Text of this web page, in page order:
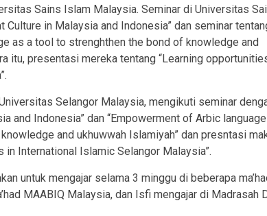
Sains Islam Malaysia. Seminar di Universitas
Culture in Malaysia and Indonesia” dan seminar
as a tool to strenghthen the bond of knowledge and
itu, presentasi mereka tentang “Learning
Selangor Malaysia, mengikuti seminar
and Indonesia” dan “Empowerment of Arbic
and ukhuwwah Islamiyah” dan presntasi
in International Islamic Selangor Malaysia”.
untuk mengajar selama 3 minggu di beberapa
MAABIQ Malaysia, dan Isfi mengajar di Madrasah